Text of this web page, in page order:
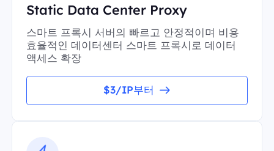
Static Data Center Proxy
스마트 프록시 서버의 빠르고 안정적이며 비용
효율적인 데이터센터 스마트 프록시로 데이터
액세스 확장
$3/IP부터